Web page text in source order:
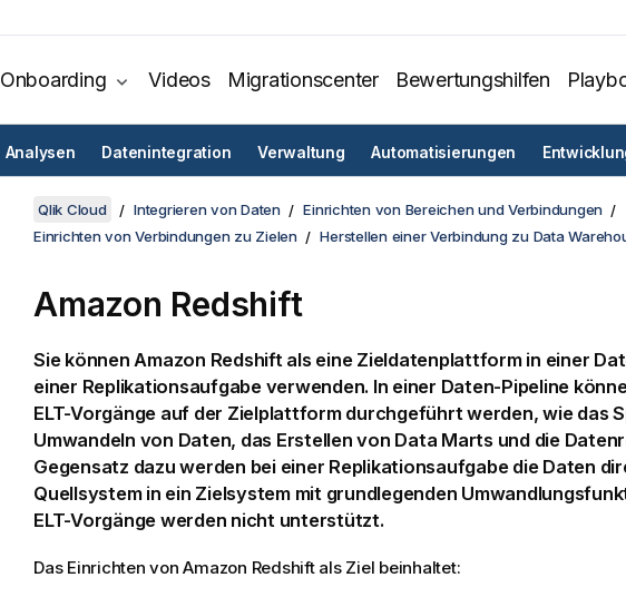
Onboarding Videos Migrationscenter Bewertungshilfen
Analysen Datenintegration Verwaltung Automatisierungen
Qlik Cloud Integrieren von Daten
Einrichten von Bereichen und Verbindungen
Einrichten von Verbindungen zu Zielen
Herstellen einer Verbindung zu Data
Amazon Redshift
Sie könnenAmazon Redshiftals eine Zieldatenplattform in einer
einer Replikationsaufgabe verwenden. In einer Daten-Pipeline
ELT-Vorgänge auf der Zielplattform durchgeführt werden, wie das
Umwandeln von Daten, das Erstellen von Data Marts und die
Gegensatz dazu werden bei einer Replikationsaufgabe die Daten
Quellsystem in ein Zielsystem mit grundlegenden
ELT-Vorgänge werden nicht unterstützt.
Das Einrichten vonAmazon Redshift als Ziel beinhaltet: